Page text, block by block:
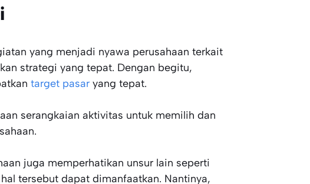
yang menjadi nyawa perusahaan terkait
strategi yang tepat. Dengan begitu,
target pasar yang tepat.
serangkaian aktivitas untuk memilih dan
juga memperhatikan unsur lain seperti
tersebut dapat dimanfaatkan. Nantinya,